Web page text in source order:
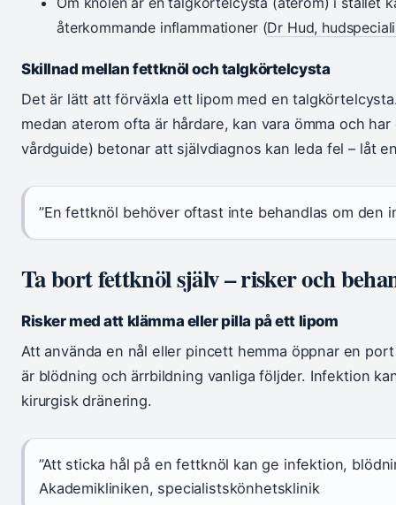
återkommande inflammationer (Dr Hud,
Skillnad mellan fettknöl och talgkörtelcysta
Det är lätt att förväxla ett lipom med en
medan aterom ofta är hårdare, kan vara ömma och
vårdguide) betonar att självdiagnos kan leda fel – låt
”En fettknöl behöver oftast inte behandlas om den
Ta bort fettknöl själv – risker och
Risker med att klämma eller pilla på ett lipom
Att använda en nål eller pincett hemma öppnar en
är blödning och ärrbildning vanliga följder. Infektion
kirurgisk dränering.
”Att sticka hål på en fettknöl kan ge infektion,
Akademikliniken, specialistskönhetsklinik